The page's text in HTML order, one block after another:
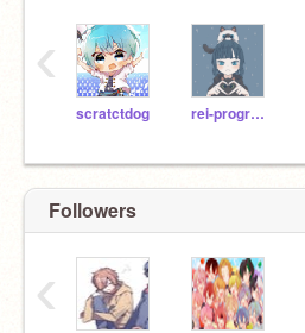
scratctdog rei-program
‹
Followers
‹